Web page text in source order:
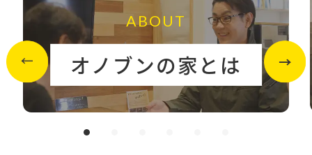
ABOUT
オノブンの家とは